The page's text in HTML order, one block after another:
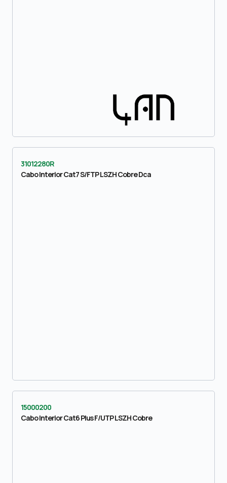
31012280R
Cabo Interior Cat7 S/FTP LSZH Cobre Dca
15000200
Cabo Interior Cat6 Plus F/UTP LSZH Cobre